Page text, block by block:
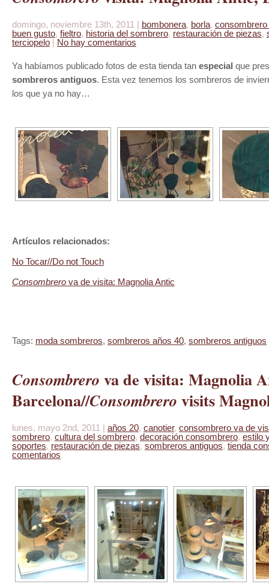
domingo, noviembre 13th, 2011 | bombonera, borla,
buen gusto, fieltro, historia del sombrero, restauración de piezas,
terciopelo | No hay comentarios
Ya habíamos publicado fotos de esta tienda tan especial que
sombreros antiguos. Esta vez tenemos los sombreros de
los que ya no hay…
Artículos relacionados:
No Tocar//Do not Touch
Consombrero va de visita: Magnolia Antic
Tags: moda sombreros, sombreros años 40, sombreros antiguos
Consombrero va de visita: Magnolia
Barcelona//Consombrero visits
lunes, mayo 2nd, 2011 | años 20, canotier, consombrero va de
sombrero, cultura del sombrero, decoración consombrero, estilo
soportes, restauración de piezas, sombreros antiguos, tienda
comentarios